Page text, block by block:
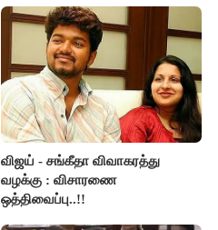
விஜய் - சங்கீதா விவாகரத்து
வழக்கு : விசாரணை
ஒத்திவைப்பு..!!